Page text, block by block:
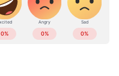
നിരന്തരം
കൂട്ടിച്ചേര്‍ത്തു.